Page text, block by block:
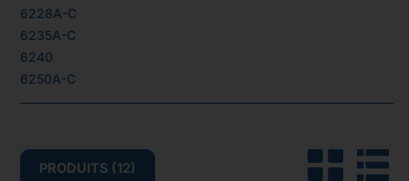
6228A-C
6235A-C
6240
6250A-C
PRODUITS (12)